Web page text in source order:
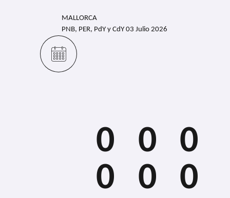
MALLORCA
PNB, PER, PdY y CdY 03 Julio 2026
0
0
0
0
0
0
0
0
0